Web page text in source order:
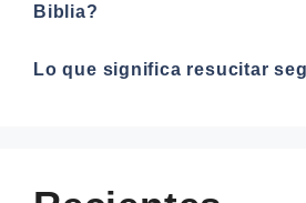
Biblia?
Lo que significa resucitar